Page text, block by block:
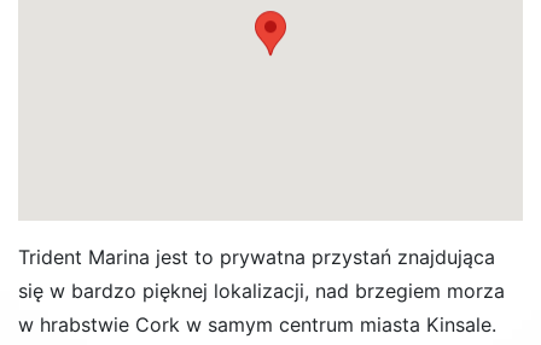
Trident Marina jest to prywatna przystań znajdująca
się w bardzo pięknej lokalizacji, nad brzegiem morza
w hrabstwie Cork w samym centrum miasta Kinsale.